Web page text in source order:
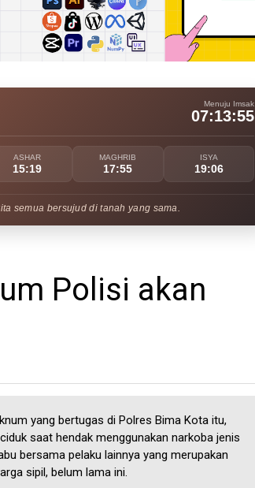
Menuju Imsak
07:13:54
ASHAR
15:19
MAGHRIB
17:55
ISYA
19:06
semua bersujud di tanah yang sama.
Polisi akan
yang bertugas di Polres Bima Kota itu,
saat hendak menggunakan narkoba jenis
bersama pelaku lainnya yang merupakan
sipil, belum lama ini.